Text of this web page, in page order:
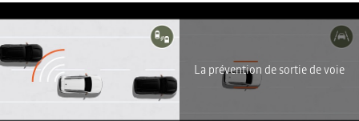
YouTube utilise des traceurs lors de la visualisation de vidéos
hébergées sur son site, afin de personnaliser les annonces. Pour
regarder cette vidéo, vous devez autoriser les cookies sociaux sur
notre site. Vous pouvez revenir sur votre choix à tout moment. Plus
d'informations sur la Politique de cookie YouTube :
https://www.google.fr/intl/fr/policies/privacy
La prévention de sortie de voie